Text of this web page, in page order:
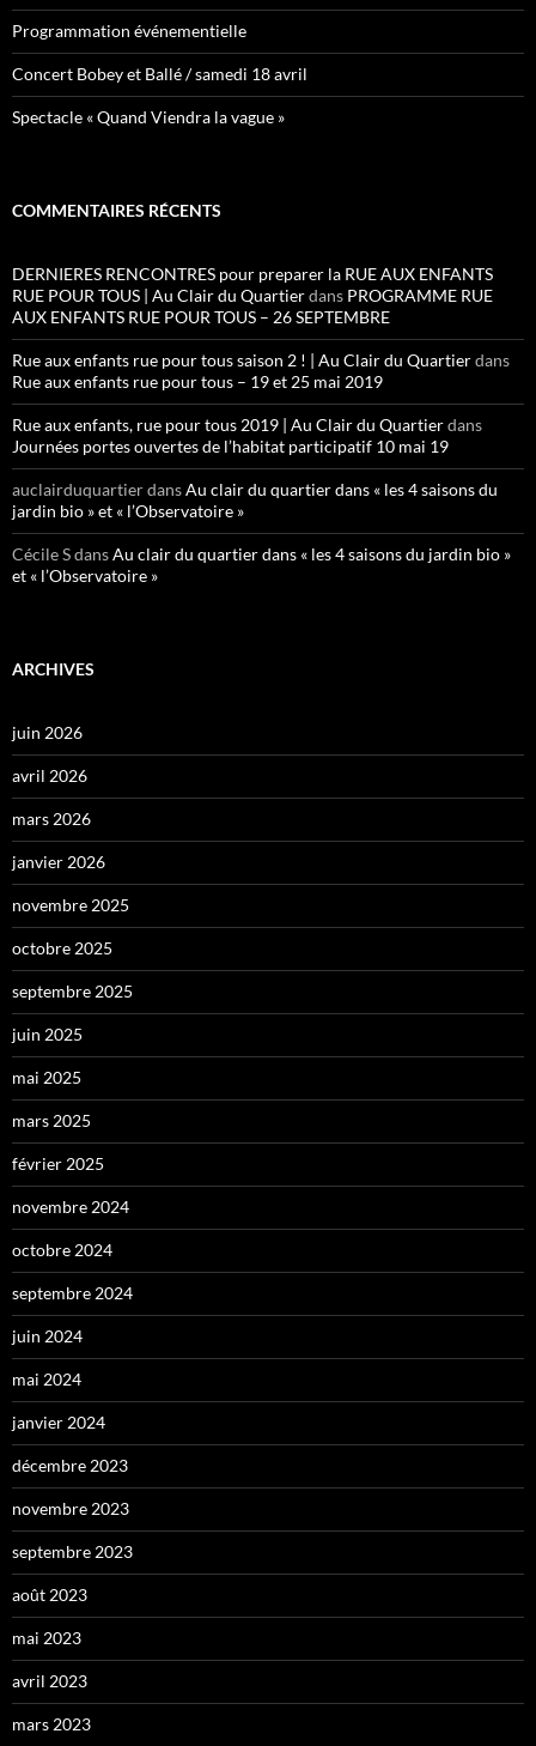
Programmation événementielle
Concert Bobey et Ballé / samedi 18 avril
Spectacle « Quand Viendra la vague »
COMMENTAIRES RÉCENTS
DERNIERES RENCONTRES pour preparer la RUE AUX ENFANTS
RUE POUR TOUS | Au Clair du Quartierdans PROGRAMME RUE
AUX ENFANTS RUE POUR TOUS – 26 SEPTEMBRE
Rue aux enfants rue pour tous saison 2 ! | Au Clair du Quartierdans
Rue aux enfants rue pour tous – 19 et 25 mai 2019
Rue aux enfants, rue pour tous 2019 | Au Clair du Quartierdans
Journées portes ouvertes de l’habitat participatif 10 mai 19
auclairduquartierdansAu clair du quartier dans « les 4 saisons du
jardin bio » et « l’Observatoire »
Cécile SdansAu clair du quartier dans « les 4 saisons du jardin bio »
et « l’Observatoire »
ARCHIVES
juin 2026
avril 2026
mars 2026
janvier 2026
novembre 2025
octobre 2025
septembre 2025
juin 2025
mai 2025
mars 2025
février 2025
novembre 2024
octobre 2024
septembre 2024
juin 2024
mai 2024
janvier 2024
décembre 2023
novembre 2023
septembre 2023
août 2023
mai 2023
avril 2023
mars 2023